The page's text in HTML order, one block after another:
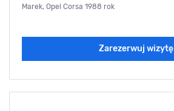
Marek, Opel Corsa 1988 rok
Zarezerwuj wizytę